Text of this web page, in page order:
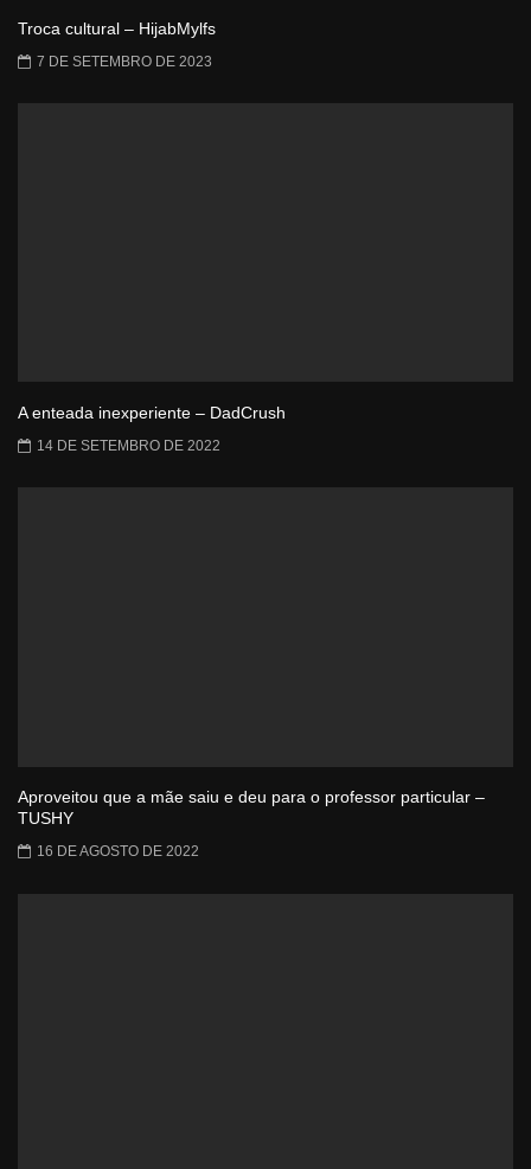
Troca cultural – HijabMylfs
7 DE SETEMBRO DE 2023
A enteada inexperiente – DadCrush
14 DE SETEMBRO DE 2022
Aproveitou que a mãe saiu e deu para o professor particular –
TUSHY
16 DE AGOSTO DE 2022